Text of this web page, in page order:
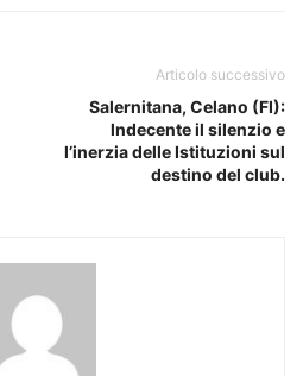
Articolo successivo
Salernitana, Celano (FI):
lndecente il silenzio e
l’inerzia delle Istituzioni sul
destino del club.